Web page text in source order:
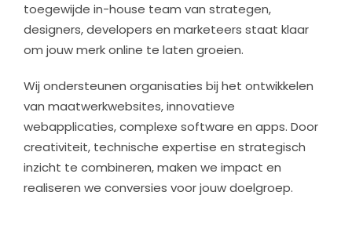
toegewijde in-house team van strategen,
designers, developers en marketeers staat klaar
om jouw merk online te laten groeien.
Wij ondersteunen organisaties bij het ontwikkelen
van maatwerkwebsites, innovatieve
webapplicaties, complexe software en apps. Door
creativiteit, technische expertise en strategisch
inzicht te combineren, maken we impact en
realiseren we conversies voor jouw doelgroep.